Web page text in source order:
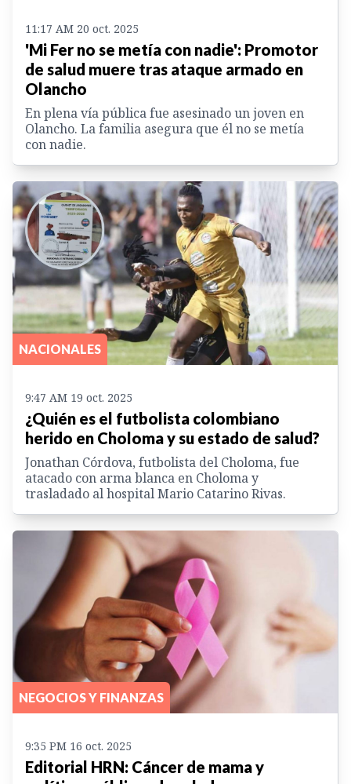
11:17 AM 20 oct. 2025
'Mi Fer no se metía con nadie': Promotor
de salud muere tras ataque armado en
Olancho
En plena vía pública fue asesinado un joven en
Olancho. La familia asegura que él no se metía
con nadie.
NACIONALES
9:47 AM 19 oct. 2025
¿Quién es el futbolista colombiano
herido en Choloma y su estado de salud?
Jonathan Córdova, futbolista del Choloma, fue
atacado con arma blanca en Choloma y
trasladado al hospital Mario Catarino Rivas.
NEGOCIOS Y FINANZAS
9:35 PM 16 oct. 2025
Editorial HRN: Cáncer de mama y